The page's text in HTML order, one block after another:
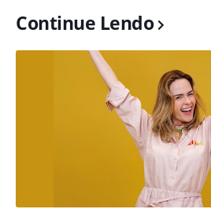
Continue Lendo